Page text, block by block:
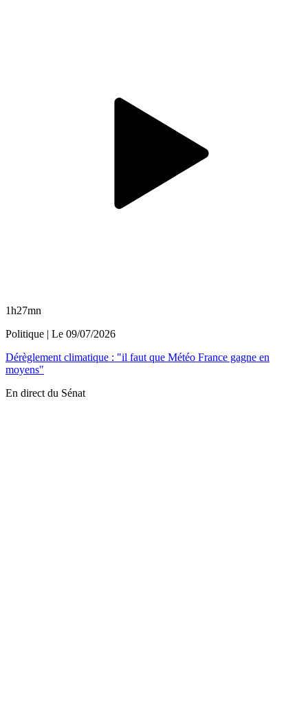
1h27mn
Politique | Le 09/07/2026
Dérèglement climatique : "il faut que Météo France gagne en
moyens"
En direct du Sénat